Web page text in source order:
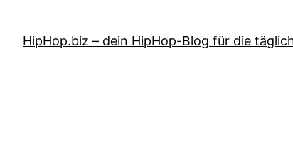
springen
HipHop.biz – dein HipHop-Blog für die